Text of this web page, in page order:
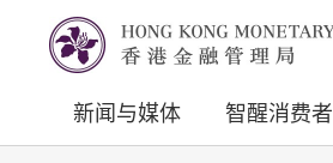
新闻与媒体 智醒消费者